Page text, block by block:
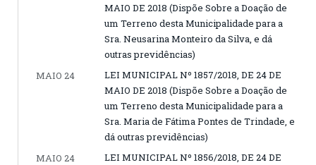
MAIO DE 2018 (Dispõe Sobre a Doação de
um Terreno desta Municipalidade para a
Sra. Neusarina Monteiro da Silva, e dá
outras previdências)
MAIO 24
LEI MUNICIPAL Nº 1857/2018, DE 24 DE
MAIO DE 2018 (Dispõe Sobre a Doação de
um Terreno desta Municipalidade para a
Sra. Maria de Fátima Pontes de Trindade, e
dá outras previdências)
MAIO 24
LEI MUNICIPAL Nº 1856/2018, DE 24 DE